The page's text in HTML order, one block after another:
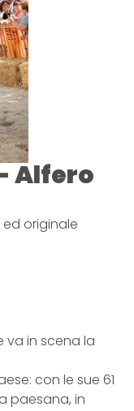
Alfero
ed originale
va in scena la
con le sue 61
paesana, in